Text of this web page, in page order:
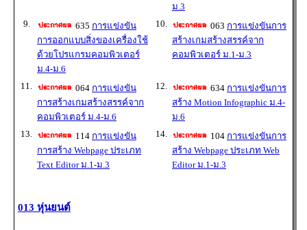
ม.3
9.
635 การแข่งขัน
การออกแบบสิ่งของเครื่องใช้
ด้วยโปรแกรมคอมพิวเตอร์
ม.4-ม.6
10. 063 การแข่งขันการ
สร้างเกมสร้างสรรค์จาก
คอมพิวเตอร์ ม.1-ม.3
11. 064 การแข่งขัน
การสร้างเกมสร้างสรรค์จาก
คอมพิวเตอร์ ม.4-ม.6
12. 634 การแข่งขันการ
สร้าง Motion Infographic ม.4-
ม.6
13.
114 การแข่งขัน
การสร้าง Webpage ประเภท
Text Editor ม.1-ม.3
14. 104 การแข่งขันการ
สร้าง Webpage ประเภท Web
Editor ม.1-ม.3
013 หุ่นยนต์